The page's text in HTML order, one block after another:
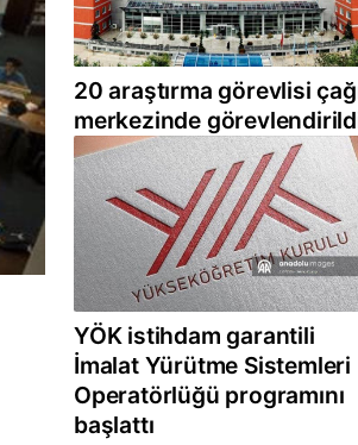
20 araştırma görevlisi
merkezinde
YÖK istihdam garantili
İmalat Yürütme Sistemleri
Operatörlüğü programını
başlattı